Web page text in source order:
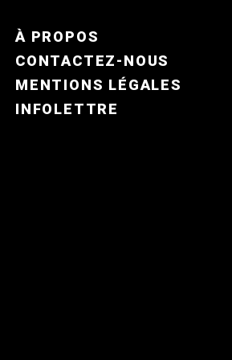
FOOTER MENU FR
À PROPOS
CONTACTEZ-NOUS
MENTIONS LÉGALES
INFOLETTRE